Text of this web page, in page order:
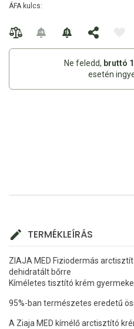
ÁFA kulcs:
Ne feledd, bruttó
esetén
TERMÉKLEÍRÁS
ZIAJA MED Fiziodermás
dehidratált bőrre
Kíméletes tisztító krém
95%-ban természetes eredetű
A Ziaja MED kímélő arctisztító